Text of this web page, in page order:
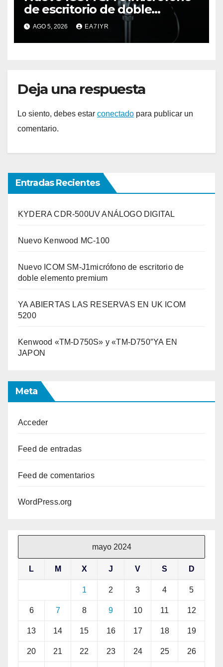
de escritorio de doble
elemento premium
AGO 5, 2026 EA7IYR
Deja una respuesta
Lo siento, debes estar conectado para publicar un
comentario.
Entradas Recientes
KYDERA CDR-500UV ANÁLOGO DIGITAL
Nuevo Kenwood MC-100
Nuevo ICOM SM-J1micrófono de escritorio de
doble elemento premium
YA ABIERTAS LAS RESERVAS EN UK ICOM
5200
Kenwood «TM-D750S» y «TM-D750″YA EN
JAPON
Meta
Acceder
Feed de entradas
Feed de comentarios
WordPress.org
mayo 2024
L M X J V S D
1 2 3 4 5
6 7 8 9 10 11 12
13 14 15 16 17 18 19
20 21 22 23 24 25 26